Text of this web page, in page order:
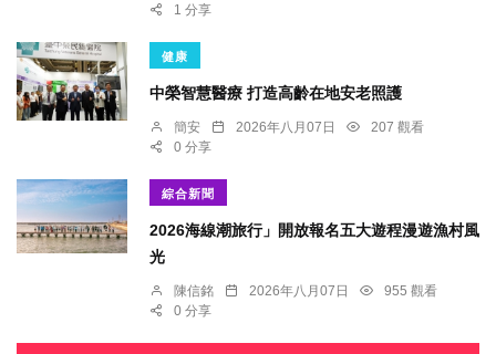
1 分享
健康
中榮智慧醫療 打造高齡在地安老照護
簡安 2026年八月07日
207 觀看
0 分享
綜合新聞
2026海線潮旅行」開放報名五大遊程漫遊漁村風
光
陳信銘 2026年八月07日
955 觀看
0 分享